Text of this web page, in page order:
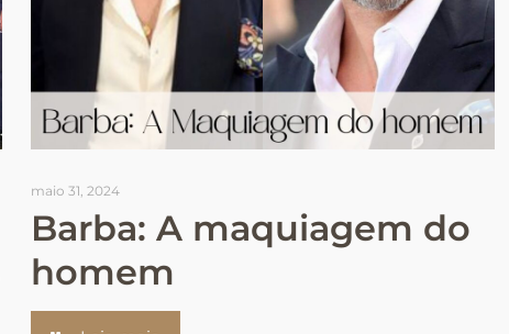
maio 31, 2024
Barba: A maquiagem do
homem